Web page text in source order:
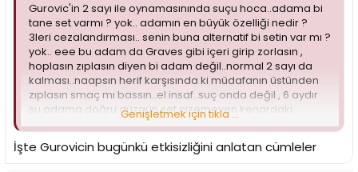
Gurovic'in 2 sayı ile oynamasınında suçu hoca..adama bi
tane set varmı ? yok.. adamın en büyük özelliği nedir ?
3leri cezalandırması.. senin buna alternatif bi setin var mı ?
yok.. eee bu adam da Graves gibi içeri girip zorlasın ,
hoplasın zıplasın diyen bi adam değil..normal 2 sayı da
kalması..naapsın herif karşısında ki müdafanın üstünden
zıplasın smaç mı bassın..el insaf..suç onda değil , 6 aydır
şu adama doğru düzgün set çizemeyen kenardaki
herifindir..
Genişletmek için tıkla ...
İşte Gurovicin bugünkü etkisizliğini anlatan cümleler